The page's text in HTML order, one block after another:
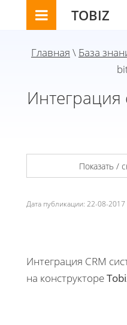
TOBIZ
Главная \ База
Интеграция
Показать /
Дата публикации: 22-08-
Интеграция CRM
на конструкторе